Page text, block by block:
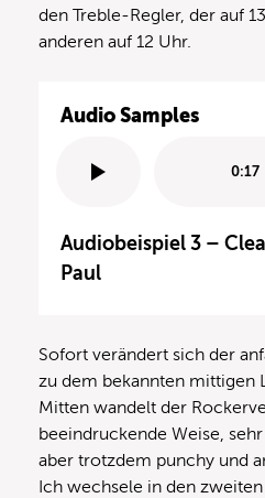
den Treble-Regler, der auf
anderen auf 12 Uhr.
Audio Samples
0:17
Audiobeispiel 3 –
Paul
Sofort verändert sich der
zu dem bekannten mittigen
Mitten wandelt der
beeindruckende Weise,
aber trotzdem punchy und
Ich wechsele in den zweiten